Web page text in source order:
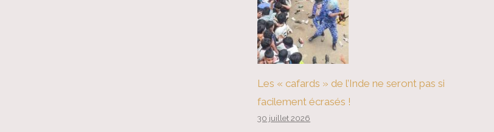
Les « cafards » de l’Inde ne seront pas si
facilement écrasés !
30 juillet 2026